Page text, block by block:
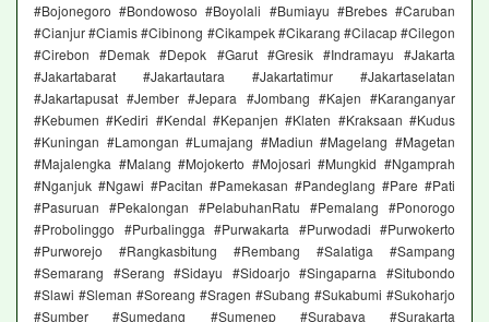
#Bojonegoro #Bondowoso #Boyolali #Bumiayu #Brebes #Caruban
#Cianjur #Ciamis #Cibinong #Cikampek #Cikarang #Cilacap #Cilegon
#Cirebon #Demak #Depok #Garut #Gresik #Indramayu #Jakarta
#Jakartabarat #Jakartautara #Jakartatimur #Jakartaselatan
#Jakartapusat #Jember #Jepara #Jombang #Kajen #Karanganyar
#Kebumen #Kediri #Kendal #Kepanjen #Klaten #Kraksaan #Kudus
#Kuningan #Lamongan #Lumajang #Madiun #Magelang #Magetan
#Majalengka #Malang #Mojokerto #Mojosari #Mungkid #Ngamprah
#Nganjuk #Ngawi #Pacitan #Pamekasan #Pandeglang #Pare #Pati
#Pasuruan #Pekalongan #PelabuhanRatu #Pemalang #Ponorogo
#Probolinggo #Purbalingga #Purwakarta #Purwodadi #Purwokerto
#Purworejo #Rangkasbitung #Rembang #Salatiga #Sampang
#Semarang #Serang #Sidayu #Sidoarjo #Singaparna #Situbondo
#Slawi #Sleman #Soreang #Sragen #Subang #Sukabumi #Sukoharjo
#Sumber #Sumedang #Sumenep #Surabaya #Surakarta